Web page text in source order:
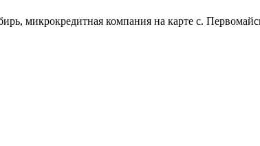
микрокредитная компания на карте с.